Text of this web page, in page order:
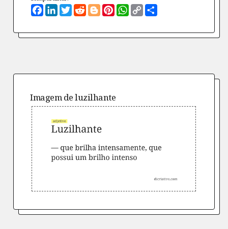
Facebook
LinkedIn
TwitterRedditBloggerPinterest
WhatsApp
Copy
Link
Imagem deluzilhante